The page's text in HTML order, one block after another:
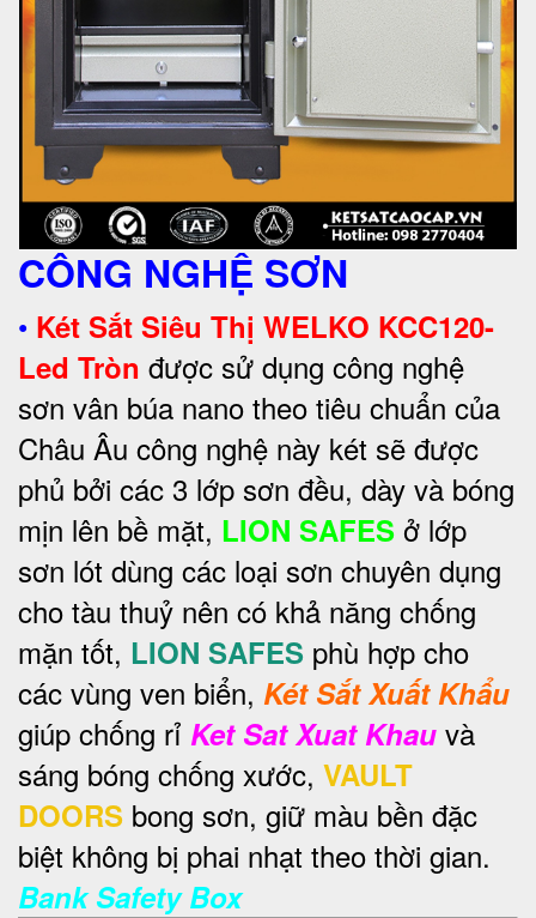
CÔNG NGHỆ SƠN
• Két Sắt Siêu Thị WELKO KCC120-
Led Tròn được sử dụng công nghệ
sơn vân búa nano theo tiêu chuẩn của
Châu Âu công nghệ này két sẽ được
phủ bởi các 3 lớp sơn đều, dày và bóng
mịn lên bề mặt, LION SAFES ở lớp
sơn lót dùng các loại sơn chuyên dụng
cho tàu thuỷ nên có khả năng chống
mặn tốt, LION SAFES phù hợp cho
các vùng ven biển, Két Sắt Xuất Khẩu
giúp chống rỉ Ket Sat Xuat Khau và
sáng bóng chống xước, VAULT
DOORS bong sơn, giữ màu bền đặc
biệt không bị phai nhạt theo thời gian.
Bank Safety Box